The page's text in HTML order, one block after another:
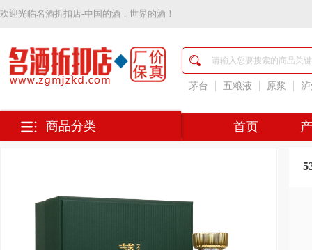
欢迎光临名酒折扣店-中国的酒，世界的酒！
茅台 五粮液 原浆
首页
商品分类